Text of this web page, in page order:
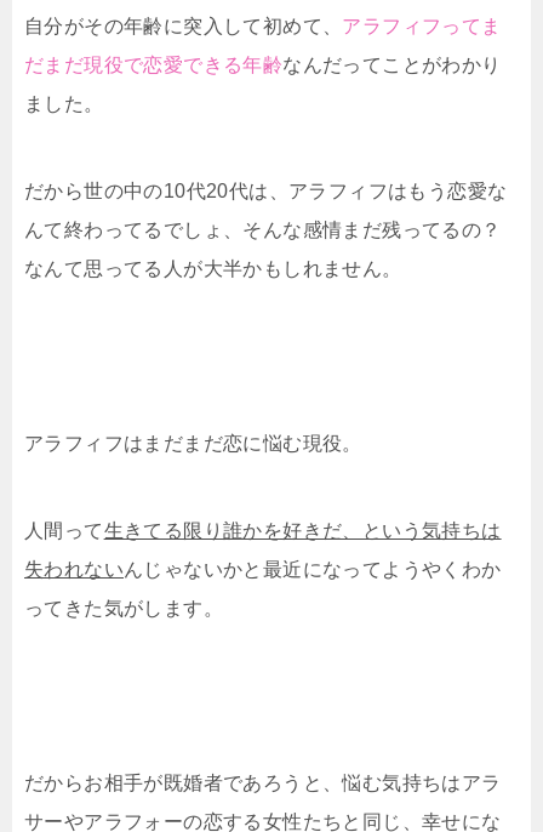
自分がその年齢に突入して初めて、 アラフィフってま
だまだ現役で恋愛できる年齢なんだってことがわかり
ました。
だから世の中の10代20代は、アラフィフはもう恋愛な
んて終わってるでしょ、そんな感情まだ残ってるの？
なんて思ってる人が大半かもしれません。
アラフィフはまだまだ恋に悩む現役。
人間って生きてる限り誰かを好きだ、という気持ちは
失われないんじゃないかと最近になってようやくわか
ってきた気がします。
だからお相手が既婚者であろうと、悩む気持ちはアラ
サーやアラフォーの恋する女性たちと同じ、幸せにな